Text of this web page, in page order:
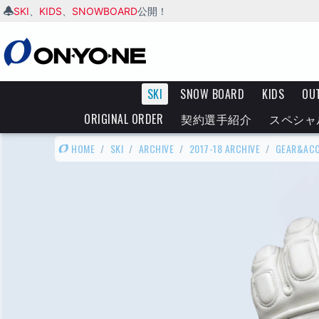
SKI KIDS SNOWBOARD公開！
SKI SNOW BOARD KIDS
ORIGINAL ORDER
契約選手紹介 スペシ
HOME / SKI / ARCHIVE / 2017-18 ARCHIVE /